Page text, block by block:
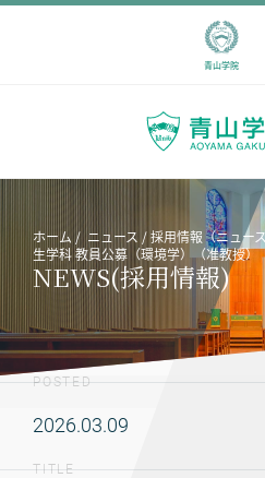
青山学院
ホーム ニュース 採用情報（ニュー
生学科 教員公募（環境学）（准教授）
NEWS(採用情報)
POSTED
2026.03.09
TITLE